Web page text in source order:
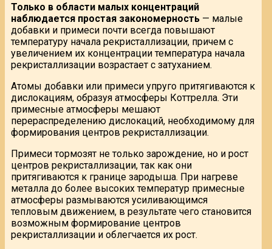
Только в области малых концентраций
наблюдается простая закономерность — малые
добавки и примеси почти всегда повышают
температуру начала рекристаллизации, причем с
увеличением их концентрации температура начала
рекристаллизации возрастает с затуханием.
Атомы добавки или примеси упруго притягиваются к
дислокациям, образуя атмосферы Коттрелла. Эти
примесные атмосферы мешают
перераспределению дислокаций, необходимому для
формирования центров рекристаллизации.
Примеси тормозят не только зарождение, но и рост
центров рекристаллизации, так как они
притягиваются к границе зародыша. При нагреве
металла до более высоких температур примесные
атмосферы размываются усиливающимся
тепловым движением, в результате чего становится
возможным формирование центров
рекристаллизации и облегчается их рост.